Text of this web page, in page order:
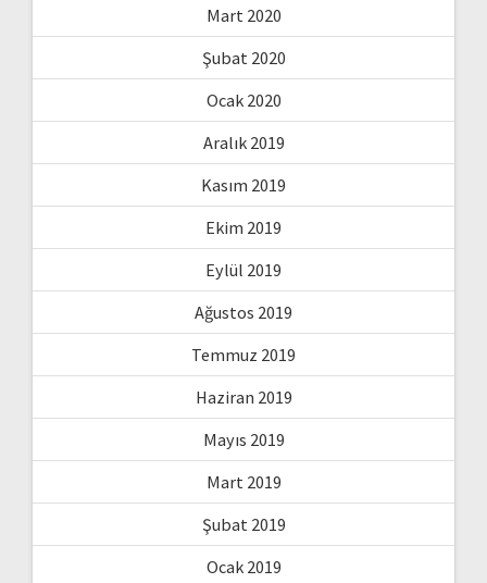
Mart 2020
Şubat 2020
Ocak 2020
Aralık 2019
Kasım 2019
Ekim 2019
Eylül 2019
Ağustos 2019
Temmuz 2019
Haziran 2019
Mayıs 2019
Mart 2019
Şubat 2019
Ocak 2019